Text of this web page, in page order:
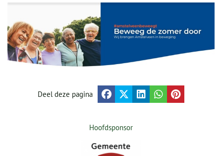
Deel deze pagina
Hoofdsponsor